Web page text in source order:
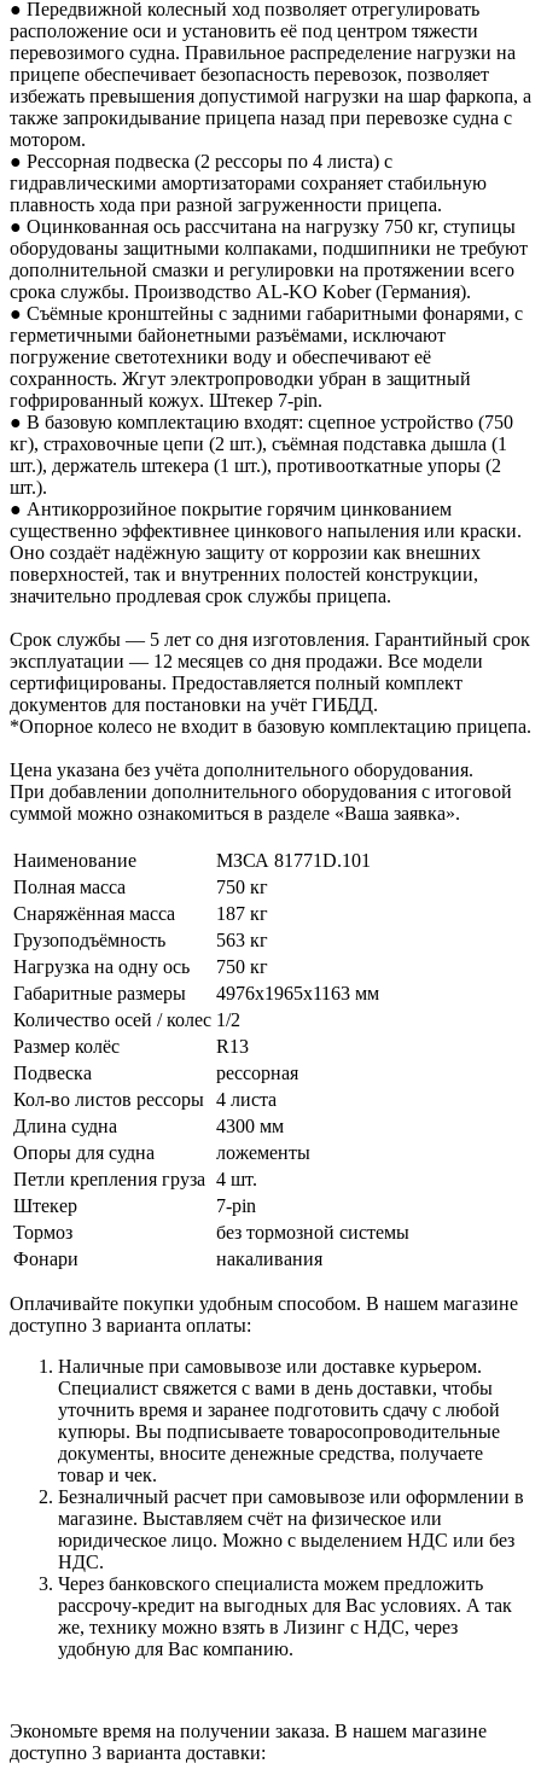
● Передвижной колесный ход позволяет отрегулировать
расположение оси и установить её под центром тяжести
перевозимого судна. Правильное распределение нагрузки на
прицепе обеспечивает безопасность перевозок, позволяет
избежать превышения допустимой нагрузки на шар фаркопа, а
также запрокидывание прицепа назад при перевозке судна с
мотором.
● Рессорная подвеска (2 рессоры по 4 листа) с
гидравлическими амортизаторами сохраняет стабильную
плавность хода при разной загруженности прицепа.
● Оцинкованная ось рассчитана на нагрузку 750 кг, ступицы
оборудованы защитными колпаками, подшипники не требуют
дополнительной смазки и регулировки на протяжении всего
срока службы. Производство AL-KO Kober (Германия).
● Съёмные кронштейны с задними габаритными фонарями, с
герметичными байонетными разъёмами, исключают
погружение светотехники воду и обеспечивают её
сохранность. Жгут электропроводки убран в защитный
гофрированный кожух. Штекер 7-pin.
● В базовую комплектацию входят: сцепное устройство (750
кг), страховочные цепи (2 шт.), съёмная подставка дышла (1
шт.), держатель штекера (1 шт.), противооткатные упоры (2
шт.).
● Антикоррозийное покрытие горячим цинкованием
существенно эффективнее цинкового напыления или краски.
Оно создаёт надёжную защиту от коррозии как внешних
поверхностей, так и внутренних полостей конструкции,
значительно продлевая срок службы прицепа.
Срок службы — 5 лет со дня изготовления. Гарантийный срок
эксплуатации — 12 месяцев со дня продажи. Все модели
сертифицированы. Предоставляется полный комплект
документов для постановки на учёт ГИБДД.
*Опорное колесо не входит в базовую комплектацию прицепа.
Цена указана без учёта дополнительного оборудования.
При добавлении дополнительного оборудования с итоговой
суммой можно ознакомиться в разделе «Ваша заявка».
Наименование
МЗСА 81771D.101
Полная масса
750 кг
Снаряжённая масса
187 кг
Грузоподъёмность
563 кг
Нагрузка на одну ось
750 кг
Габаритные размеры
4976x1965x1163 мм
Количество осей / колес 1/2
Размер колёс
R13
Подвеска
рессорная
Кол-во листов рессоры 4 листа
Длина судна
4300 мм
Опоры для судна
ложементы
Петли крепления груза 4 шт.
Штекер
7-pin
Тормоз
без тормозной системы
Фонари
накаливания
Оплачивайте покупки удобным способом. В нашем магазине
доступно 3 варианта оплаты:
Наличные при самовывозе или доставке курьером.
Специалист свяжется с вами в день доставки, чтобы
уточнить время и заранее подготовить сдачу с любой
купюры. Вы подписываете товаросопроводительные
документы, вносите денежные средства, получаете
товар и чек.
Безналичный расчет при самовывозе или оформлении в
магазине. Выставляем счёт на физическое или
юридическое лицо. Можно с выделением НДС или без
НДС.
Через банковского специалиста можем предложить
рассрочу-кредит на выгодных для Вас условиях. А так
же, технику можно взять в Лизинг с НДС, через
удобную для Вас компанию.
Экономьте время на получении заказа. В нашем магазине
доступно 3 варианта доставки: